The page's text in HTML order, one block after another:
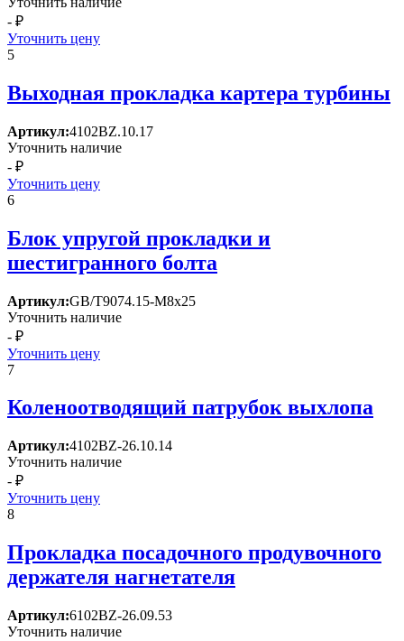
- ₽
Уточнить цену
5
Выходная прокладка картера турбины
Артикул:4102BZ.10.17
Уточнить наличие
- ₽
Уточнить цену
6
Блок упругой прокладки и
шестигранного болта
Артикул:GB/T9074.15-M8x25
Уточнить наличие
- ₽
Уточнить цену
7
Коленоотводящий патрубок выхлопа
Артикул:4102BZ-26.10.14
Уточнить наличие
- ₽
Уточнить цену
8
Прокладка посадочного продувочного
держателя нагнетателя
Артикул:6102BZ-26.09.53
Уточнить наличие